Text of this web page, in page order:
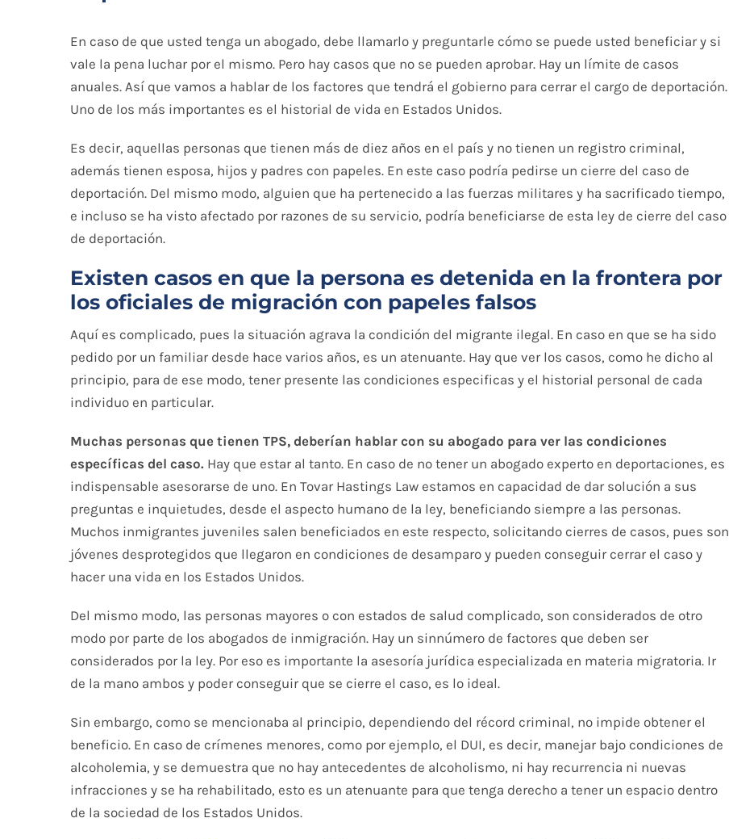
En caso de que usted tenga un abogado, debe llamarlo y preguntarle cómo se puede usted beneficiar y si
vale la pena luchar por el mismo. Pero hay casos que no se pueden aprobar. Hay un límite de casos
anuales. Así que vamos a hablar de los factores que tendrá el gobierno para cerrar el cargo de deportación.
Uno de los más importantes es el historial de vida en Estados Unidos.
Es decir, aquellas personas que tienen más de diez años en el país y no tienen un registro criminal,
además tienen esposa, hijos y padres con papeles. En este caso podría pedirse un cierre del caso de
deportación. Del mismo modo, alguien que ha pertenecido a las fuerzas militares y ha sacrificado tiempo,
e incluso se ha visto afectado por razones de su servicio, podría beneficiarse de esta ley de cierre del caso
de deportación.
Existen casos en que la persona es detenida en la frontera por
los oficiales de migración con papeles falsos
Aquí es complicado, pues la situación agrava la condición del migrante ilegal. En caso en que se ha sido
pedido por un familiar desde hace varios años, es un atenuante. Hay que ver los casos, como he dicho al
principio, para de ese modo, tener presente las condiciones especificas y el historial personal de cada
individuo en particular.
Muchas personas que tienen TPS, deberían hablar con su abogado para ver las condiciones
específicas del caso.Hay que estar al tanto. En caso de no tener un abogado experto en deportaciones, es
indispensable asesorarse de uno. En Tovar Hastings Law estamos en capacidad de dar solución a sus
preguntas e inquietudes, desde el aspecto humano de la ley, beneficiando siempre a las personas.
Muchos inmigrantes juveniles salen beneficiados en este respecto, solicitando cierres de casos, pues son
jóvenes desprotegidos que llegaron en condiciones de desamparo y pueden conseguir cerrar el caso y
hacer una vida en los Estados Unidos.
Del mismo modo, las personas mayores o con estados de salud complicado, son considerados de otro
modo por parte de los abogados de inmigración. Hay un sinnúmero de factores que deben ser
considerados por la ley. Por eso es importante la asesoría jurídica especializada en materia migratoria. Ir
de la mano ambos y poder conseguir que se cierre el caso, es lo ideal.
Sin embargo, como se mencionaba al principio, dependiendo del récord criminal, no impide obtener el
beneficio. En caso de crímenes menores, como por ejemplo, el DUI, es decir, manejar bajo condiciones de
alcoholemia, y se demuestra que no hay antecedentes de alcoholismo, ni hay recurrencia ni nuevas
infracciones y se ha rehabilitado, esto es un atenuante para que tenga derecho a tener un espacio dentro
de la sociedad de los Estados Unidos.